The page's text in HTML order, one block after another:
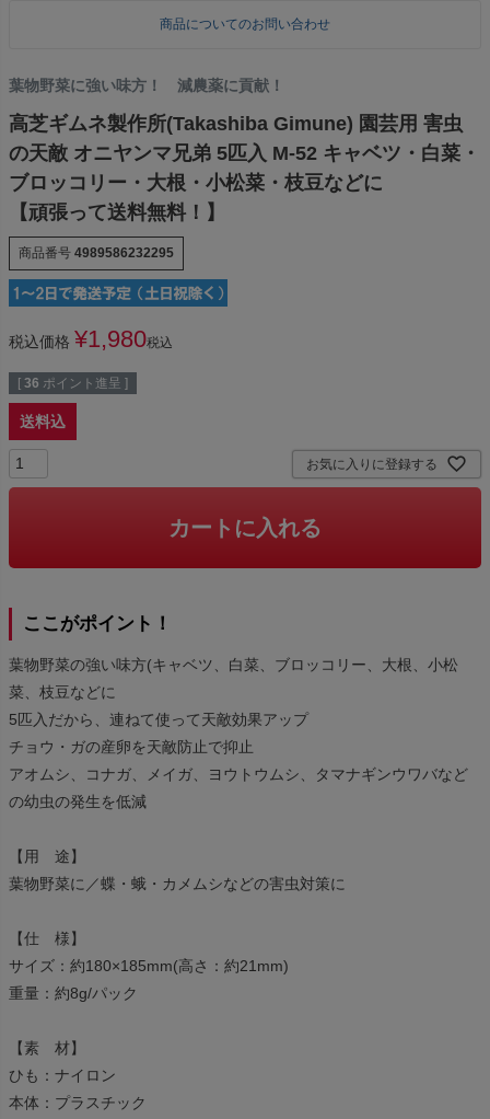
商品についてのお問い合わせ
葉物野菜に強い味方！ 減農薬に貢献！
高芝ギムネ製作所(Takashiba Gimune) 園芸用 害虫
の天敵 オニヤンマ兄弟 5匹入 M-52 キャベツ・白菜・
ブロッコリー・大根・小松菜・枝豆などに
【頑張って送料無料！】
商品番号 4989586232295
税込価格 ¥1,980税込
[ 36 ポイント進呈 ]
送料込
お気に入りに登録する
カートに入れる
ここがポイント！
葉物野菜の強い味方(キャベツ、白菜、ブロッコリー、大根、小松
菜、枝豆などに
5匹入だから、連ねて使って天敵効果アップ
チョウ・ガの産卵を天敵防止で抑止
アオムシ、コナガ、メイガ、ヨウトウムシ、タマナギンウワバなど
の幼虫の発生を低減
【用 途】
葉物野菜に／蝶・蛾・カメムシなどの害虫対策に
【仕 様】
サイズ：約180×185mm(高さ：約21mm)
重量：約8g/パック
【素 材】
ひも：ナイロン
本体：プラスチック